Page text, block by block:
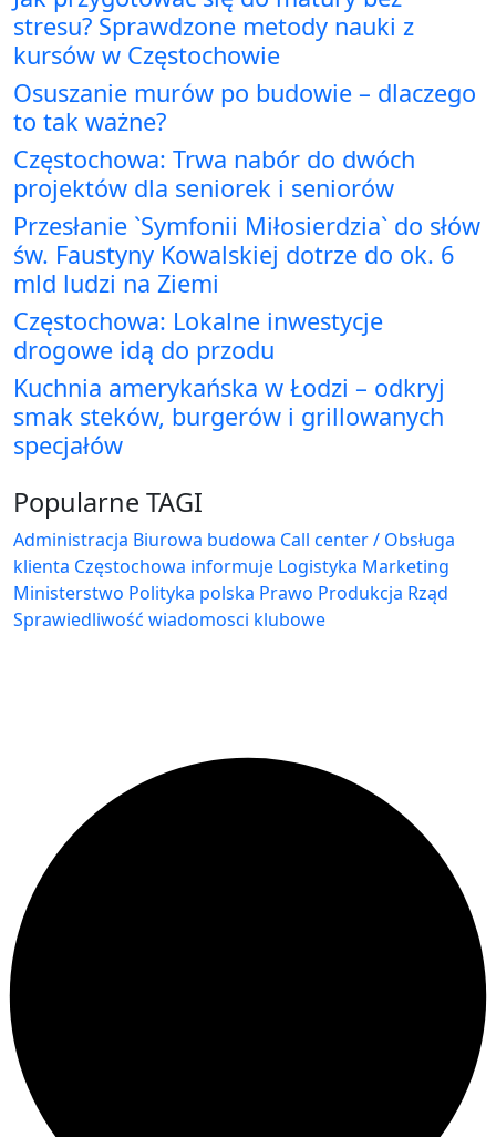
stresu? Sprawdzone metody nauki z
kursów w Częstochowie
Osuszanie murów po budowie – dlaczego
to tak ważne?
Częstochowa: Trwa nabór do dwóch
projektów dla seniorek i seniorów
Przesłanie `Symfonii Miłosierdzia` do słów
św. Faustyny Kowalskiej dotrze do ok. 6
mld ludzi na Ziemi
Częstochowa: Lokalne inwestycje
drogowe idą do przodu
Kuchnia amerykańska w Łodzi – odkryj
smak steków, burgerów i grillowanych
specjałów
Popularne TAGI
Administracja Biurowa budowa Call center / Obsługa
klienta Częstochowa informuje Logistyka Marketing
Ministerstwo Polityka polska Prawo Produkcja Rząd
Sprawiedliwość wiadomosci klubowe